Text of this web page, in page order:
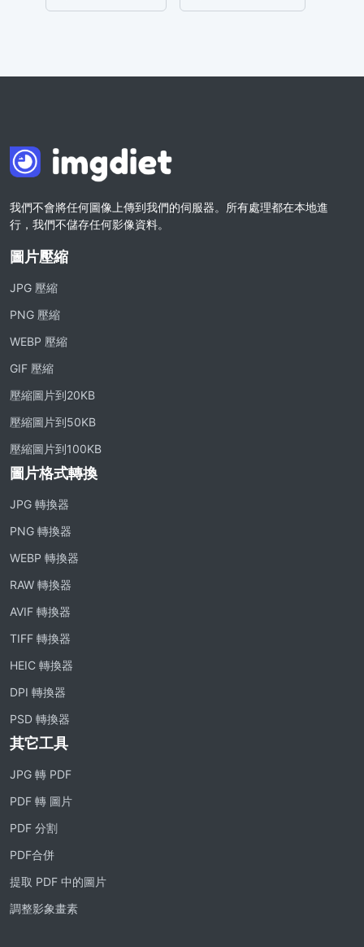
我們不會將任何圖像上傳到我們的伺服器。所有處理都在本地進
行，我們不儲存任何影像資料。
圖片壓縮
JPG 壓縮
PNG 壓縮
WEBP 壓縮
GIF 壓縮
壓縮圖片到20KB
壓縮圖片到50KB
壓縮圖片到100KB
圖片格式轉換
JPG 轉換器
PNG 轉換器
WEBP 轉換器
RAW 轉換器
AVIF 轉換器
TIFF 轉換器
HEIC 轉換器
DPI 轉換器
PSD 轉換器
其它工具
JPG 轉 PDF
PDF 轉 圖片
PDF 分割
PDF合併
提取 PDF 中的圖片
調整影象畫素